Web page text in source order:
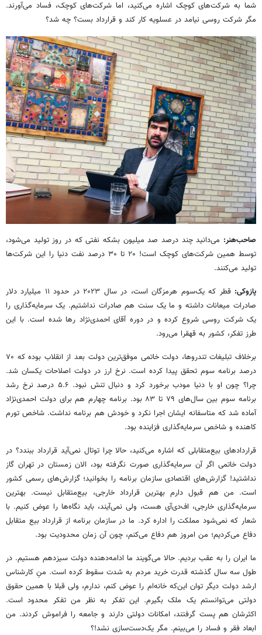
شما به شرکت‌های کوچک اشاره می‌کنید، اما شرکت‌های کوچک، فساد می‌آورند.
مگر شرکت روسی نیامد در عسلویه کار کند و قرارداد بست؟ چه شد؟
صاحب‌هنر: می‌دانید چند درصد صد میلیون بشکه نفتی که در روز تولید می‌شود،
توسط همین شرکت‌های کوچک است! ۲۰ تا ۳۰ درصد نفت دنیا را این شرکت‌ها
تولید می‌کنند.
پازوکی:
قطر که یک‌سوم هرمزگان است، در سال ۲۰۲۳ در حدود ۱۱ میلیارد دلار
صادرات میعانات داشته و ما یک سنت هم صادرات نداشتیم. یک سرمایه‌گذاری را
یک شرکت روسی شروع کرده و در دوره آقای احمدی‌نژاد رها شده است. با این
طرز تفکر، کشور به قهقرا می‌رود.
برخلاف تبلیغات تندروها، دولت خاتمی موفق‌ترین دولت بعد از انقلاب بوده که ۷۰
درصد برنامه سوم تحقق پیدا کرده است. نرخ ارز در دولت اصلاحات یکسان شد.
چرا؟ چون او با دنیا مودب برخورد کرد و دنبال تنش نبود. ۵.۶ درصد نرخ رشد
برنامه سوم بین سال‌های ۷۹ تا ۸۳ بود. برنامه چهارم هم برای دولت احمدی‌نژاد
آماده شد که متاسفانه ایشان اجرا نکرد و خودش هم برنامه نداشت. شاخص تورم
کاهنده و شاخص سرمایه‌گذاری فزاینده بود.
قراردادهای بیع‌متقابلی که اشاره می‌کنید، حالا چرا توتال نمی‌آید قرارداد ببندد؟ در
دولت خاتمی اگر آن سرمایه‌گذاری صورت نگرفته بود، الان زمستان در تهران گاز
نداشتید! گزارش‌های اقتصادی سازمان برنامه را بخوانید؛ گزارش‌های رسمی کشور
است. من هم قبول دارم بهترین قرارداد خارجی، بیع‌متقابل نیست. بهترین
سرمایه‌گذاری خارجی، اف‌دی‌آی هست، ولی نمی‌آیند، باید نگاه‌ها را عوض کنیم. با
شعار که نمی‌شود مملکت را اداره کرد. ما در سازمان برنامه از قرارداد بیع متقابل
دفاع می‌کردیم؛ من امروز هم دفاع می‌کنم، چون آن زمان محدودیت بود.
ما ایران را به عقب بردیم. حالا می‌گویند ما ادامه‌دهنده دولت سیزدهم هستیم. در
طول سه سال گذشته قدرت خرید مردم به شدت سقوط کرده است. منِ کارشناس
ارشد دولت دیگر توان این‌که خانه‌ام را عوض کنم، ندارم، ولی قبلا با همین حقوق
دولتی می‌توانستم یک ملک بگیرم. این تفکر به نظر من تفکر محدود است.
اکثرشان هم پست گرفتند، امکانات دولتی دارند و جامعه را فراموش کردند. من
ابعاد فقر و فساد را می‌بینم. مگر یک‌دست‌سازی نشد!؟